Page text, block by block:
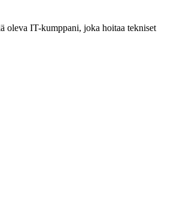
oleva IT-kumppani, joka hoitaa tekniset